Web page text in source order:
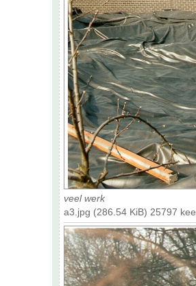
veel werk
a3.jpg (286.54 KiB) 25797